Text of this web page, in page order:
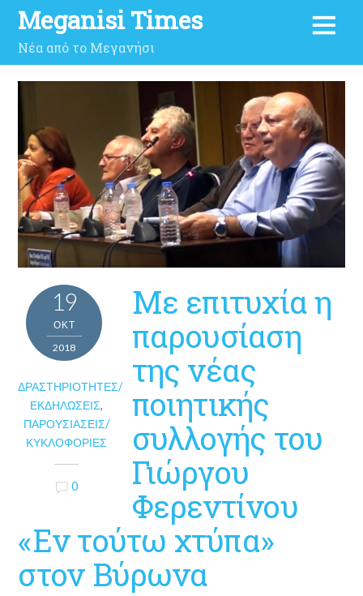
Meganisi Times
Νέα από το Μεγανήσι
19
ΟΚΤ
2018
ΔΡΑΣΤΗΡΙΌΤΗΤΕΣ/
ΕΚΔΗΛΏΣΕΙΣ,
ΠΑΡΟΥΣΙΆΣΕΙΣ/
ΚΥΚΛΟΦΟΡΊΕΣ
0
Με επιτυχία η
παρουσίαση
της νέας
ποιητικής
συλλογής του
Γιώργου
Φερεντίνου
«Εν τούτω χτύπα»
στον Βύρωνα